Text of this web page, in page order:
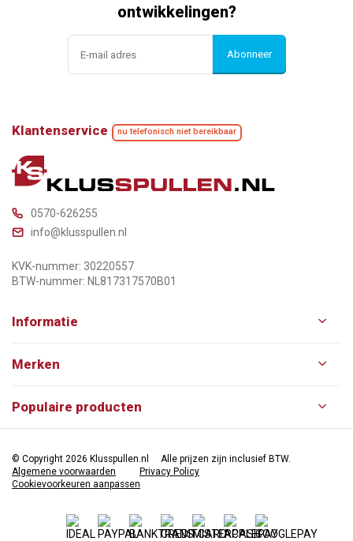
ontwikkelingen?
Abonneer
Klantenservice nu telefonisch niet bereikbaar
0570-626255
info@klusspullen.nl
KVK-nummer: 30220557
BTW-nummer: NL817317570B01
Informatie
Merken
Populaire producten
© Copyright 2026 Klusspullen.nl
Alle prijzen zijn inclusief BTW.
Algemene voorwaarden
Privacy Policy
Cookievoorkeuren aanpassen